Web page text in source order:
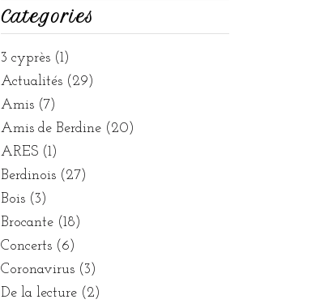
Categories
3 cyprès(1)
Actualités(29)
Amis(7)
Amis de Berdine(20)
ARES(1)
Berdinois(27)
Bois(3)
Brocante(18)
Concerts(6)
Coronavirus(3)
De la lecture(2)